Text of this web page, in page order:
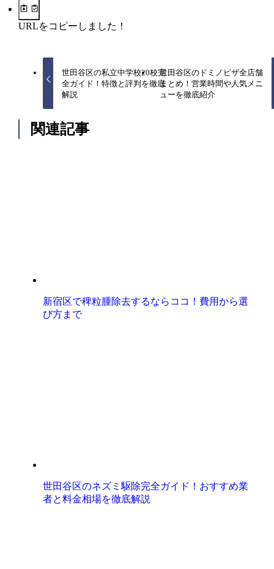
URLをコピーしました！
世田谷区の私立中学校20校完
全ガイド！特徴と評判を徹底
解説
世田谷区のドミノピザ全店舗
まとめ！営業時間や人気メニ
ューを徹底紹介
関連記事
新宿区で稗粒腫除去するならココ！費用から選
び方まで
世田谷区のネズミ駆除完全ガイド！おすすめ業
者と料金相場を徹底解説